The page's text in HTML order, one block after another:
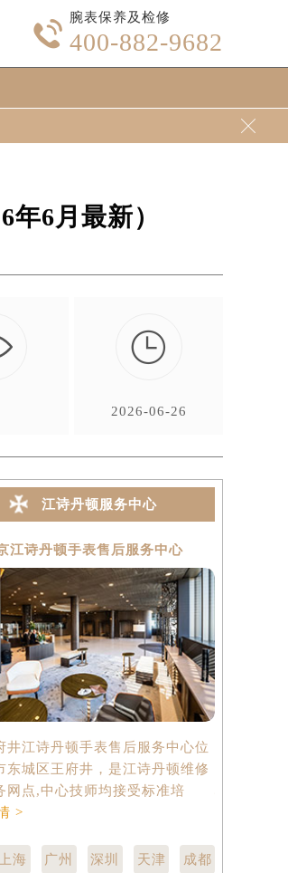

腕表保养及检修
400-882-9682

6月最新）

2026-06-26
江诗丹顿服务中心
江诗丹顿手表售后服务中心
井江诗丹顿手表售后服务中心位
东城区王府井，是江诗丹顿维修
网点,中心技师均接受标准培
>
上海 广州 深圳 天津 成都